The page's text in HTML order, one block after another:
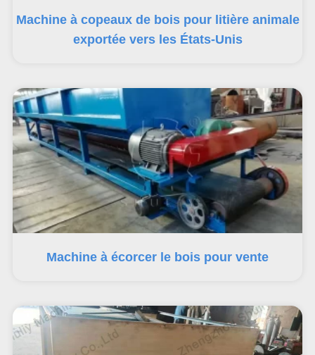
Machine à copeaux de bois pour litière animale
exportée vers les États-Unis
Machine à écorcer le bois pour vente